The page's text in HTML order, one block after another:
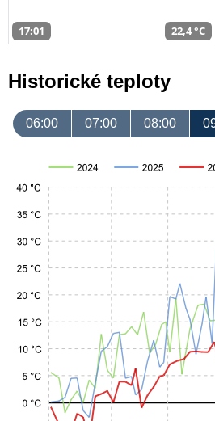
17:01 22,4 °C
Historické teploty
06:00 07:00 08:00